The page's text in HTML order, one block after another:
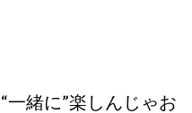
緒に”楽しんじゃお